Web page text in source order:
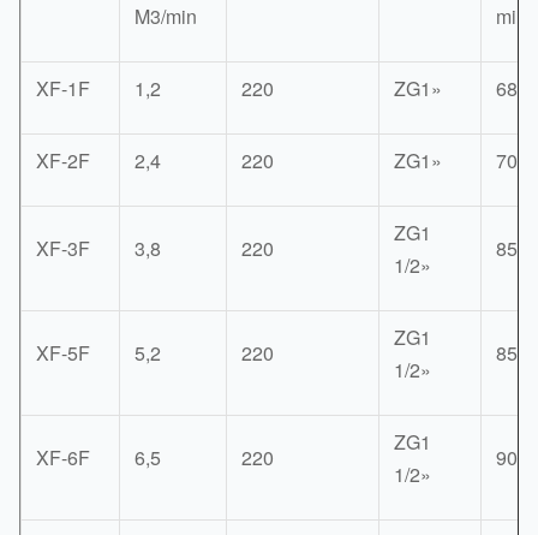
M3/min
XF-1F 1,2 220 ZG1»
XF-2F 2,4 220 ZG1»
XF-3F 3,8 220
ZG1
1/2»
XF-5F 5,2 220
ZG1
1/2»
XF-6F 6,5 220
ZG1
1/2»